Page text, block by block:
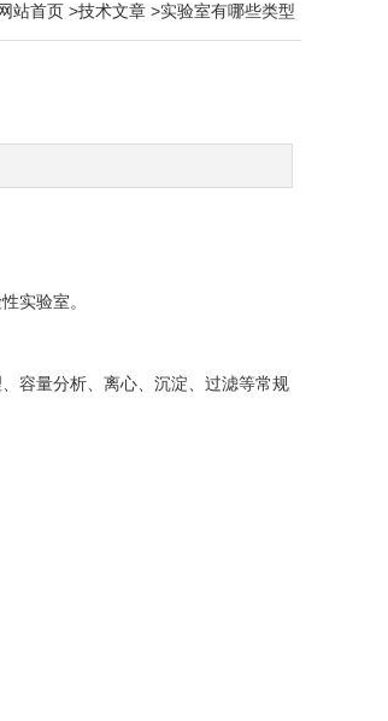
站首页 >技术文章 >实验室有哪些类型
实验室。
容量分析、离心、沉淀、过滤等常规